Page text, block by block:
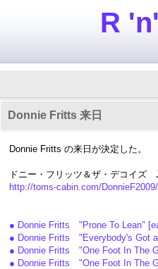
R
Donnie Fritts 来日
Donnie Fritts の来日が決定した。
ドニー・フリッツ＆ザ・デコイズ
http://toms-cabin.com/DonnieF2009/
● Donnie Fritts "Prone To Lean"
● Donnie Fritts "Everybody's Got
● Donnie Fritts "One Foot In The
● Donnie Fritts "One Foot In The